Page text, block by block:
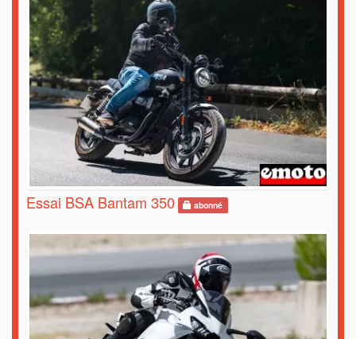
Essai BSA Bantam 350 abonné